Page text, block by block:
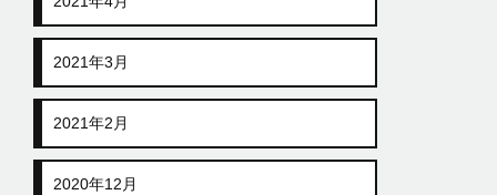
2021年3月
2021年2月
2020年12月